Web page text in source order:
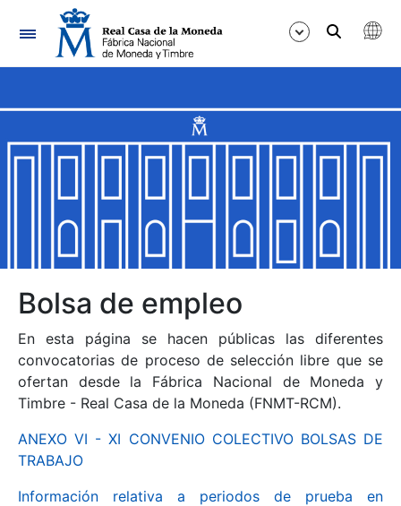
Navegación
Mostrar/Ocultar
Mostrar/Ocultar
Mostrar/Ocultar
Mostrar/Ocultar
Mostrar/Ocultar
Bolsa de empleo
En esta página se hacen públicas las diferentes
convocatorias de proceso de selección libre que se
ofertan desde la Fábrica Nacional de Moneda y
Timbre - Real Casa de la Moneda (FNMT-RCM).
ANEXO VI - XI CONVENIO COLECTIVO BOLSAS DE
TRABAJO
Información relativa a periodos de prueba en